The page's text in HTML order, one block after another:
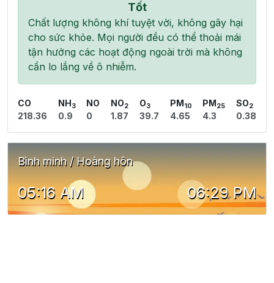
Tốt
Chất lượng không khí tuyệt vời, không gây hại
cho sức khỏe. Mọi người đều có thể thoải mái
tận hưởng các hoạt động ngoài trời mà không
cần lo lắng về ô nhiễm.
CO
218.36
NH 3
0.9
NO
0
NO2
1.87
O3
39.7
PM 10
4.65
PM 25
4.3
SO2
0.38
Bình minh / Hoàng hôn
05:16 AM 06:29 PM